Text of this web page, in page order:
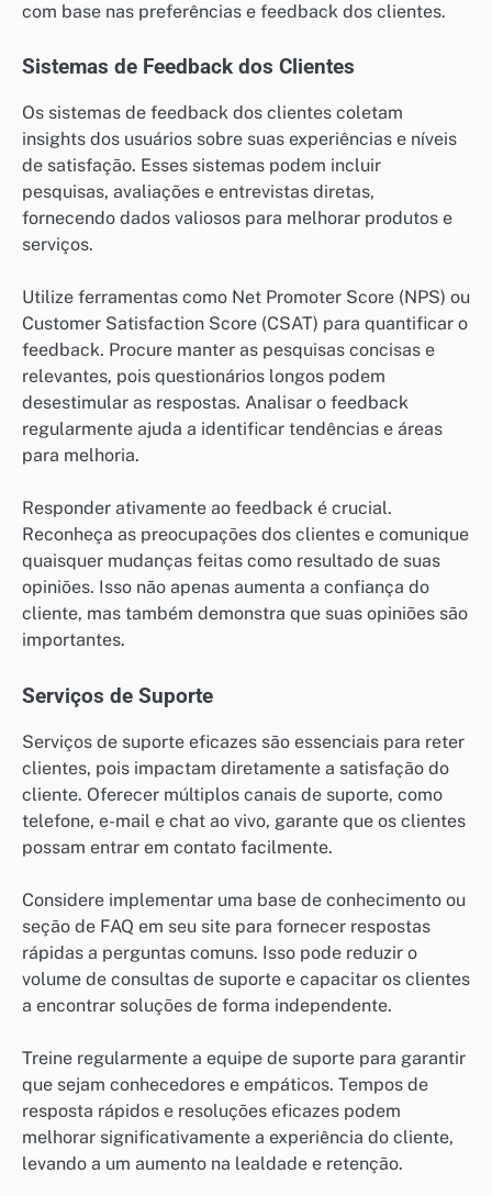
com base nas preferências e feedback dos clientes.
Sistemas de Feedback dos Clientes
Os sistemas de feedback dos clientes coletam
insights dos usuários sobre suas experiências e níveis
de satisfação. Esses sistemas podem incluir
pesquisas, avaliações e entrevistas diretas,
fornecendo dados valiosos para melhorar produtos e
serviços.
Utilize ferramentas como Net Promoter Score (NPS) ou
Customer Satisfaction Score (CSAT) para quantificar o
feedback. Procure manter as pesquisas concisas e
relevantes, pois questionários longos podem
desestimular as respostas. Analisar o feedback
regularmente ajuda a identificar tendências e áreas
para melhoria.
Responder ativamente ao feedback é crucial.
Reconheça as preocupações dos clientes e comunique
quaisquer mudanças feitas como resultado de suas
opiniões. Isso não apenas aumenta a confiança do
cliente, mas também demonstra que suas opiniões são
importantes.
Serviços de Suporte
Serviços de suporte eficazes são essenciais para reter
clientes, pois impactam diretamente a satisfação do
cliente. Oferecer múltiplos canais de suporte, como
telefone, e-mail e chat ao vivo, garante que os clientes
possam entrar em contato facilmente.
Considere implementar uma base de conhecimento ou
seção de FAQ em seu site para fornecer respostas
rápidas a perguntas comuns. Isso pode reduzir o
volume de consultas de suporte e capacitar os clientes
a encontrar soluções de forma independente.
Treine regularmente a equipe de suporte para garantir
que sejam conhecedores e empáticos. Tempos de
resposta rápidos e resoluções eficazes podem
melhorar significativamente a experiência do cliente,
levando a um aumento na lealdade e retenção.